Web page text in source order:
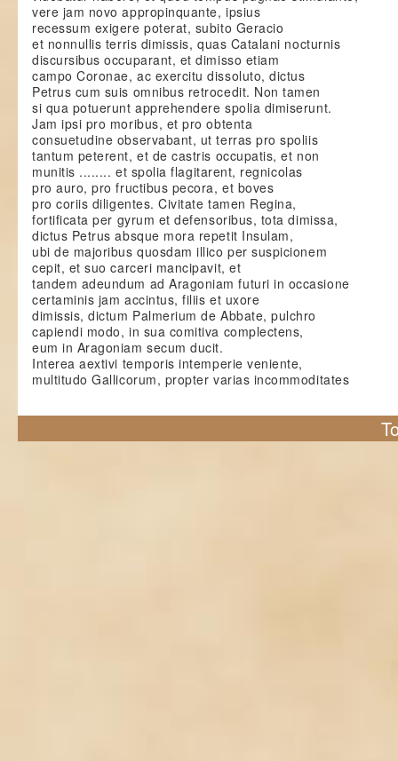
vere jam novo appropinquante, ipsius
recessum exigere poterat, subito Geracio
et nonnullis terris dimissis, quas Catalani nocturnis
discursibus occuparant, et dimisso etiam
campo Coronae, ac exercitu dissoluto, dictus
Petrus cum suis omnibus retrocedit. Non tamen
si qua potuerunt apprehendere spolia dimiserunt.
Jam ipsi pro moribus, et pro obtenta
consuetudine observabant, ut terras pro spoliis
tantum peterent, et de castris occupatis, et non
munitis ........ et spolia flagitarent, regnicolas
pro auro, pro fructibus pecora, et boves
pro coriis diligentes. Civitate tamen Regina,
fortificata per gyrum et defensoribus, tota dimissa,
dictus Petrus absque mora repetit Insulam,
ubi de majoribus quosdam illico per suspicionem
cepit, et suo carceri mancipavit, et
tandem adeundum ad Aragoniam futuri in occasione
certaminis jam accintus, filiis et uxore
dimissis, dictum Palmerium de Abbate, pulchro
capiendi modo, in sua comitiva complectens,
eum in Aragoniam secum ducit.
Interea aextivi temporis intemperie veniente,
multitudo Gallicorum, propter varias incommoditates